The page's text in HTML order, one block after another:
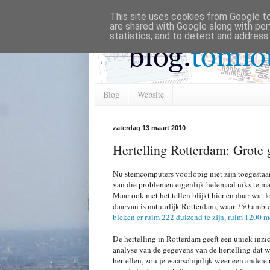
Blog Website
zaterdag 13 maart 2010
Hertelling Rotterdam: Grote
Nu stemcomputers voorlopig niet zijn
van die problemen eigenlijk helemaal niks te
Maar ook met het tellen blijkt hier en daar wat
daarvan is natuurlijk Rotterdam, waar 750
bleken er ruim 222 duizend te zijn, ruim 1200
De hertelling in Rotterdam geeft een uniek
analyse van de gegevens van de hertelling dat
hertellen, zou je waarschijnlijk weer een
This site uses cookies from Google
are shared with Google along with
statistics, and to detect and address